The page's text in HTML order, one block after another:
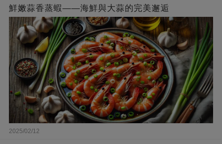
鮮嫩蒜香蒸蝦——海鮮與大蒜的完美邂逅
2025/02/12